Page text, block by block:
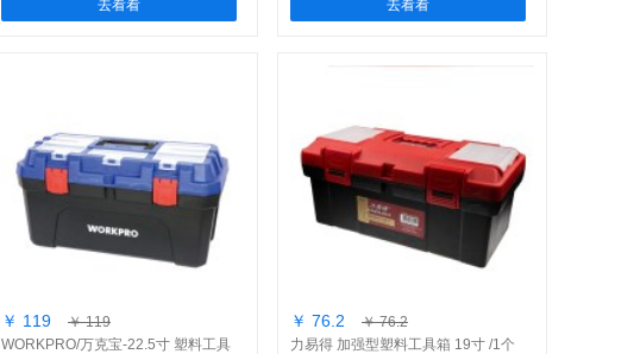
去看看 去看看
￥ 119
￥ 119
WORKPRO/万克宝-22.5寸 塑料工具
￥ 76.2
￥ 76.2
力易得 加强型塑料工具箱 19寸 /1个